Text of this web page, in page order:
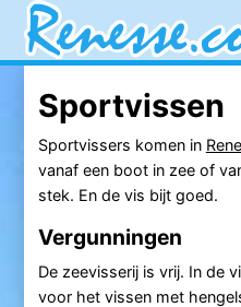
Sportvissen
Sportvissers komen in
vanaf een boot in zee of
stek. En de vis bijt goed.
Vergunningen
De zeevisserij is vrij. In de
voor het vissen met